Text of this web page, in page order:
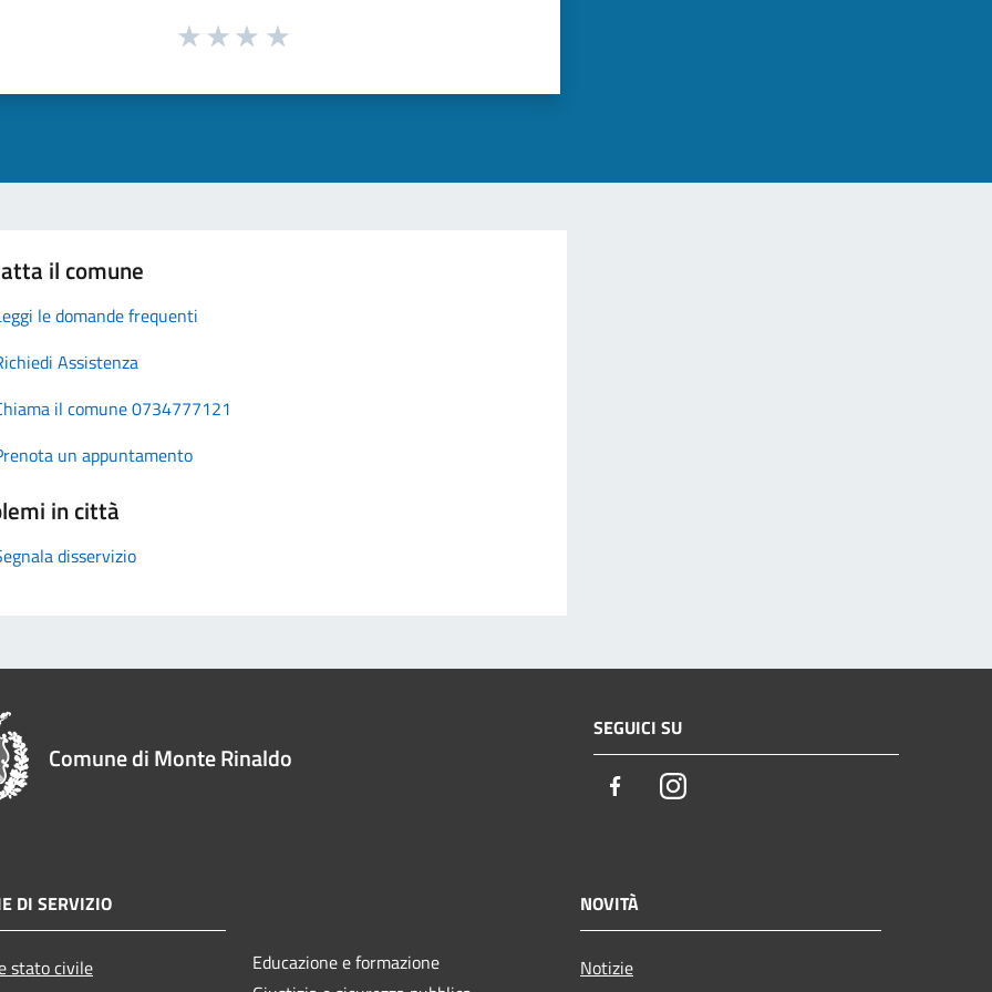
il comune
le domande frequenti
Assistenza
il comune 0734777121
un appuntamento
in città
disservizio
Comune di Monte Rinaldo
SEGUICI SU
FacebookInstagram
DI SERVIZIO
stato civile
Educazione e formazione
NOVITÀ
Notizie